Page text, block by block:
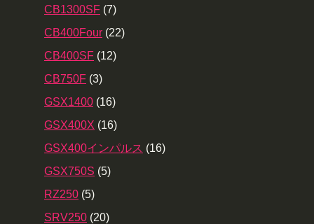
CB1300SF (7)
CB400Four (22)
CB400SF (12)
CB750F (3)
GSX1400 (16)
GSX400X (16)
GSX400インパルス (16)
GSX750S (5)
RZ250 (5)
SRV250 (20)